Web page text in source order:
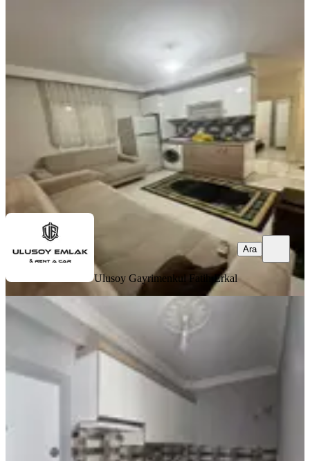
1+1·50 m² 2. Kat·22.07.2026
22.500 ₺
Ulusoy GayrimenkulFatih Erkal
Ulusoy Gayrimenkul Fatih Erkal
Ara
BALKONLU
Ulusoy Caddesinde 2+0 Katta Eşyasız
Kiralık Daire
Kepez, Ahatlı Mahallesi
·2. Kat· 20.07.2026